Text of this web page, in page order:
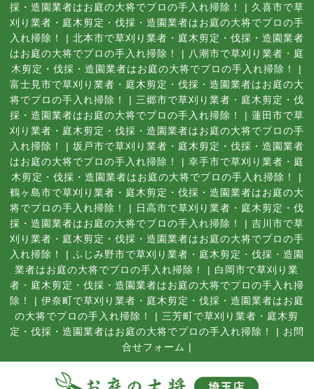
採・造園業者はお庭の大将でプロの手入れ掃除！
| 久喜市で草
刈り業者・庭木剪定・伐採・造園業者はお庭の大将でプロの手
入れ掃除！
| 北本市で草刈り業者・庭木剪定・伐採・造園業者
はお庭の大将でプロの手入れ掃除！
| 八潮市で草刈り業者・庭
木剪定・伐採・造園業者はお庭の大将でプロの手入れ掃除！
|
富士見市で草刈り業者・庭木剪定・伐採・造園業者はお庭の大
将でプロの手入れ掃除！
| 三郷市で草刈り業者・庭木剪定・伐
採・造園業者はお庭の大将でプロの手入れ掃除！
| 蓮田市で草
刈り業者・庭木剪定・伐採・造園業者はお庭の大将でプロの手
入れ掃除！
| 坂戸市で草刈り業者・庭木剪定・伐採・造園業者
はお庭の大将でプロの手入れ掃除！
| 幸手市で草刈り業者・庭
木剪定・伐採・造園業者はお庭の大将でプロの手入れ掃除！
|
鶴ヶ島市で草刈り業者・庭木剪定・伐採・造園業者はお庭の大
将でプロの手入れ掃除！
| 日高市で草刈り業者・庭木剪定・伐
採・造園業者はお庭の大将でプロの手入れ掃除！
| 吉川市で草
刈り業者・庭木剪定・伐採・造園業者はお庭の大将でプロの手
入れ掃除！
| ふじみ野市で草刈り業者・庭木剪定・伐採・造園
業者はお庭の大将でプロの手入れ掃除！
| 白岡市で草刈り業
者・庭木剪定・伐採・造園業者はお庭の大将でプロの手入れ掃
除！
| 伊奈町で草刈り業者・庭木剪定・伐採・造園業者はお庭
の大将でプロの手入れ掃除！
| 三芳町で草刈り業者・庭木剪
定・伐採・造園業者はお庭の大将でプロの手入れ掃除！
| お問
合せフォーム |